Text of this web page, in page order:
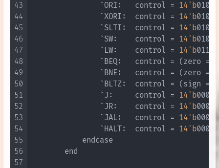
43
44
45
46
47
48
49
50
51
52
53
54
55
56
57
                `ORI:   control =
14'b
                `XORI:  control =
14'b
                `SLTI:  control =
14'b
                `SW:    control =
14'b
                `LW:    control =
14'b
                `BEQ:   control = (zero ==
                `BNE:   control = (zero ==
                `BLTZ:  control = (sign ==
                `J:     control =
14'b
                `JR:    control =
14'b
                `JAL:   control =
14'b
                `HALT:  control =
14'b
            endcase
        end